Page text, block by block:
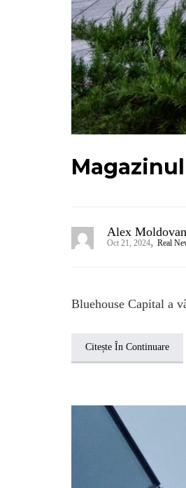
Alex Moldovan
Oct 21, 2024, Real
Bluehouse Capital a
Citește În Continuare